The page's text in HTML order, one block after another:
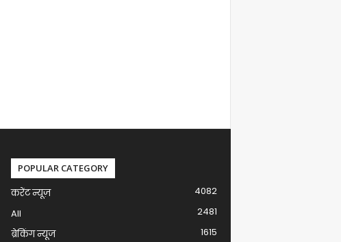
POPULAR CATEGORY
करेंट न्यूज़
4082
All
2481
ब्रेकिंग न्यूज
1615